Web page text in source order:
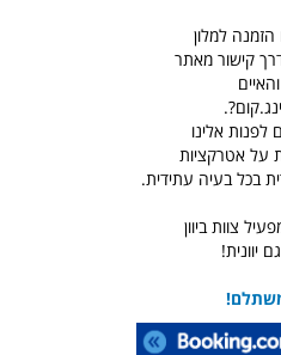
למלון
קישור מאתר
והאיים
לפנות אלינו
על אטרקציות
בכל בעיה עתידית.
צוות ביוון
יוונית!